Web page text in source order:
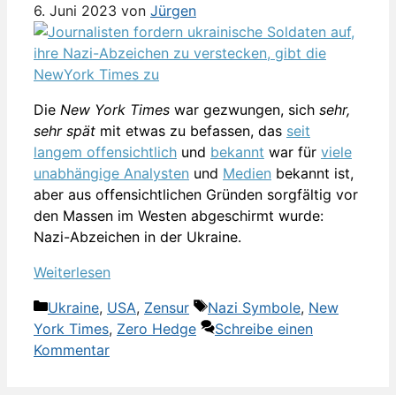
6. Juni 2023 von Jürgen
Die New York Times war gezwungen, sich sehr,
sehr spät mit etwas zu befassen, das seit
langem offensichtlich und bekannt war für viele
unabhängige Analysten und Medien bekannt ist,
aber aus offensichtlichen Gründen sorgfältig vor
den Massen im Westen abgeschirmt wurde:
Nazi-Abzeichen in der Ukraine.
Weiterlesen
Kategorien
Ukraine, USA, Zensur Schlagwörter
Nazi Symbole, New
York Times, Zero Hedge
Schreibe einen
Kommentar